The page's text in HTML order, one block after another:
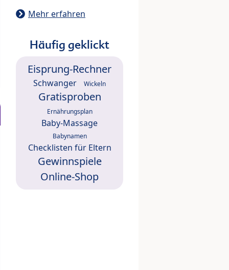
Mehr erfahren
Häufig geklickt
Eisprung-Rechner
Schwanger Wickeln
Gratisproben
Ernährungsplan
Baby-Massage
Babynamen
Checklisten für Eltern
Gewinnspiele
Online-Shop